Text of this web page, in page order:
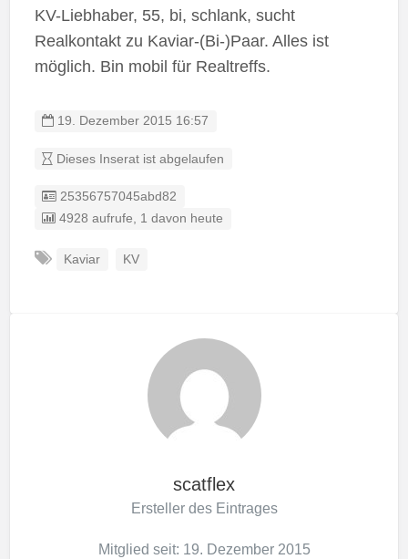
KV-Liebhaber, 55, bi, schlank, sucht
Realkontakt zu Kaviar-(Bi-)Paar. Alles ist
möglich. Bin mobil für Realtreffs.
19. Dezember 2015 16:57
Dieses Inserat ist abgelaufen
Listing ID
25356757045abd82
4928 aufrufe, 1 davon heute
Kaviar KV
scatflex
Ersteller des Eintrages
Mitglied seit: 19. Dezember 2015